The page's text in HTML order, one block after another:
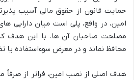
حمایت قانون از حقوق مالی آسیب
امین، در واقع، پلی است میان دارایی
مصلحت صاحبان آن ها، با این هدف
محافظ نماند و در معرض سوءاستفاده یا
هدف اصلی از نصب امین، فراتر از صرفاً